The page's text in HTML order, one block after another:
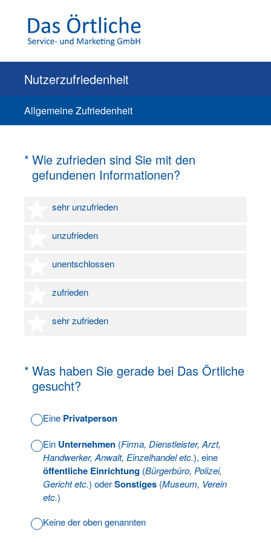
Nutzerzufriedenheit
Allgemeine Zufriedenheit
* Wie zufrieden sind Sie mit den
gefundenen Informationen?
(Erforderlich.)
sehr unzufrieden
1 Stern
unzufrieden
2 Sterne
unentschlossen
3 Sterne
zufrieden
4 Sterne
sehr zufrieden
5 Sterne
* Was haben Sie gerade bei Das Örtliche
gesucht?
(Erforderlich.)
Eine Privatperson
Ein Unternehmen (Firma, Dienstleister, Arzt,
Handwerker, Anwalt, Einzelhandel etc.), eine
öffentliche Einrichtung (Bürgerbüro, Polizei,
Gericht etc.) oderSonstiges (Museum, Verein
etc.)
Keine der oben genannten